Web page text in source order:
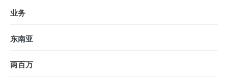
业务
东南亚
两百万